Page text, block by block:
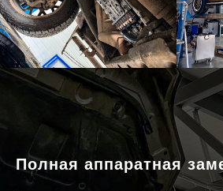
Полная аппаратная